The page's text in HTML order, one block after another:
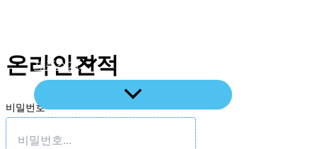
제품소개
온라인견적
비밀번호